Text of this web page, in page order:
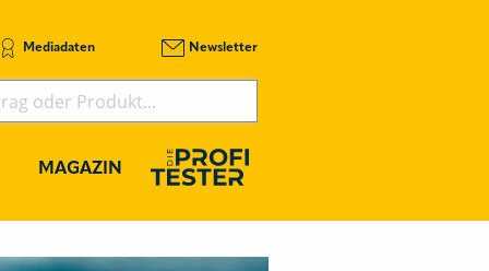
Mediadaten Newsletter
MAGAZIN